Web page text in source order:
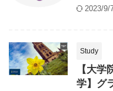
2023/9/
Study
【大
学】グ